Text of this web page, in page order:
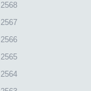
2568
2567
2566
2565
2564